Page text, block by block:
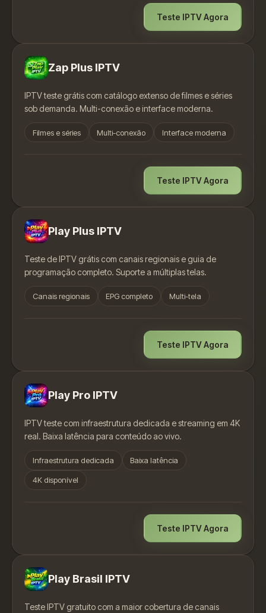
Teste IPTV Agora
Zap Plus IPTV
IPTV teste grátis com catálogo extenso de filmes e séries
sob demanda. Multi-conexão e interface moderna.
Filmes e séries Multi-conexão Interface moderna
Teste IPTV Agora
Play Plus IPTV
Teste de IPTV grátis com canais regionais e guia de
programação completo. Suporte a múltiplas telas.
Canais regionais EPG completo Multi-tela
Teste IPTV Agora
Play Pro IPTV
IPTV teste com infraestrutura dedicada e streaming em 4K
real. Baixa latência para conteúdo ao vivo.
Infraestrutura dedicada Baixa latência
4K disponível
Teste IPTV Agora
Play Brasil IPTV
Teste IPTV gratuito com a maior cobertura de canais